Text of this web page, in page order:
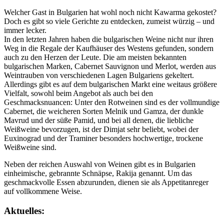
Welcher Gast in Bulgarien hat wohl noch nicht Kawarma gekostet?
Doch es gibt so viele Gerichte zu entdecken, zumeist würzig – und
immer lecker.
In den letzten Jahren haben die bulgarischen Weine nicht nur ihren
Weg in die Regale der Kaufhäuser des Westens gefunden, sondern
auch zu den Herzen der Leute. Die am meisten bekannten
bulgarischen Marken, Cabernet Sauvignon und Merlot, werden aus
Weintrauben von verschiedenen Lagen Bulgariens gekeltert.
Allerdings gibt es auf dem bulgarischen Markt eine weitaus größere
Vielfalt, sowohl beim Angebot als auch bei den
Geschmacksnuancen: Unter den Rotweinen sind es der vollmundige
Cabernet, die weicheren Sorten Melnik und Gamza, der dunkle
Mavrud und der süße Pamid, und bei all denen, die liebliche
Weißweine bevorzugen, ist der Dimjat sehr beliebt, wobei der
Euxinograd und der Traminer besonders hochwertige, trockene
Weißweine sind.
Neben der reichen Auswahl von Weinen gibt es in Bulgarien
einheimische, gebrannte Schnäpse, Rakija genannt. Um das
geschmackvolle Essen abzurunden, dienen sie als Appetitanreger
auf vollkommene Weise.
Aktuelles: